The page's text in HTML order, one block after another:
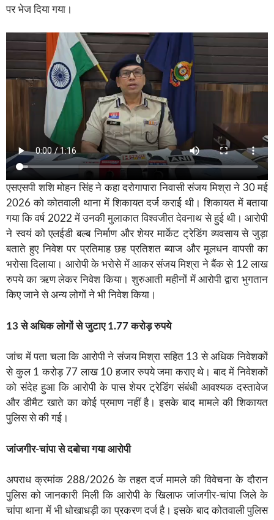
पर भेज दिया गया।
एसएसपी शशि मोहन सिंह ने कहा दरोगापारा निवासी संजय मिश्रा ने 30 मई
2026 को कोतवाली थाना में शिकायत दर्ज कराई थी। शिकायत में बताया
गया कि वर्ष 2022 में उनकी मुलाकात विश्वजीत देवनाथ से हुई थी। आरोपी
ने स्वयं को एलईडी बल्ब निर्माण और शेयर मार्केट ट्रेडिंग व्यवसाय से जुड़ा
बताते हुए निवेश पर प्रतिमाह छह प्रतिशत ब्याज और मूलधन वापसी का
भरोसा दिलाया। आरोपी के भरोसे में आकर संजय मिश्रा ने बैंक से 12 लाख
रुपये का ऋण लेकर निवेश किया। शुरुआती महीनों में आरोपी द्वारा भुगतान
किए जाने से अन्य लोगों ने भी निवेश किया।
13 से अधिक लोगों से जुटाए 1.77 करोड़ रुपये
जांच में पता चला कि आरोपी ने संजय मिश्रा सहित 13 से अधिक निवेशकों
से कुल 1 करोड़ 77 लाख 10 हजार रुपये जमा कराए थे। बाद में निवेशकों
को संदेह हुआ कि आरोपी के पास शेयर ट्रेडिंग संबंधी आवश्यक दस्तावेज
और डीमैट खाते का कोई प्रमाण नहीं है। इसके बाद मामले की शिकायत
पुलिस से की गई।
जांजगीर-चांपा से दबोचा गया आरोपी
अपराध क्रमांक 288/2026 के तहत दर्ज मामले की विवेचना के दौरान
पुलिस को जानकारी मिली कि आरोपी के खिलाफ जांजगीर-चांपा जिले के
चांपा थाना में भी धोखाधड़ी का प्रकरण दर्ज है। इसके बाद कोतवाली पुलिस